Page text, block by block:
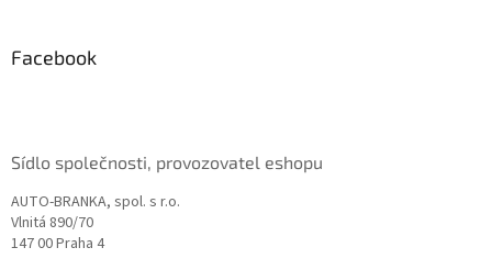
Facebook
Sídlo společnosti, provozovatel eshopu
AUTO-BRANKA, spol. s r.o.
Vlnitá 890/70
147 00 Praha 4